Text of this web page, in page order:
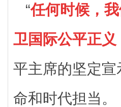
“任何时候，
卫国际公平正
平主席的坚定
命和时代担当。